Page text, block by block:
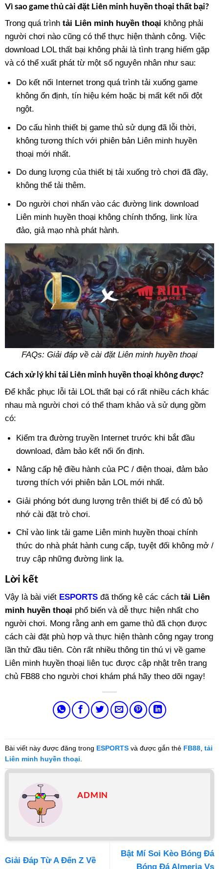
Vì sao game thủ cài đặt Liên minh huyền thoại thất bại?
Trong quá trình tải Liên minh huyền thoại không phải
người chơi nào cũng có thể thực hiện thành công. Việc
download LOL thất bại không phải là tình trạng hiếm gặp
và có thể xuất phát từ một số nguyên nhân như sau:
Do kết nối Internet trong quá trình tải xuống game
không ổn định, tín hiệu kém hoặc bị mất kết nối đột
ngột.
Do cấu hình thiết bị game thủ sử dụng đã lỗi thời,
không tương thích với phiên bản Liên minh huyền
thoại mới nhất.
Do dung lượng của thiết bị tải xuống trò chơi đã đầy,
không thể tải thêm.
Do người chơi nhấn vào các đường link download
Liên minh huyền thoại không chính thống, link lừa
đảo, giả mạo nhà phát hành.
FAQs: Giải đáp về cài đặt Liên minh huyền thoại
Cách xử lý khi tải Liên minh huyền thoại không được?
Để khắc phục lỗi tải LOL thất bại có rất nhiều cách khác
nhau mà người chơi có thể tham khảo và sử dụng gồm
có:
Kiểm tra đường truyền Internet trước khi bắt đầu
download, đảm bảo kết nối ổn định.
Nâng cấp hệ điều hành của PC / điện thoại, đảm bảo
tương thích với phiên bản LOL mới nhất.
Giải phóng bớt dung lượng trên thiết bị để có đủ bộ
nhớ cài đặt trò chơi.
Chỉ vào link tải game Liên minh huyền thoại chính
thức do nhà phát hành cung cấp, tuyệt đối không mở /
truy cập những đường link lạ.
Lời kết
Vậy là bài viết ESPORTS đã thống kê các cách tải Liên
minh huyền thoại phổ biến và dễ thực hiện nhất cho
người chơi. Mong rằng anh em game thủ đã chọn được
cách cài đặt phù hợp và thực hiện thành công ngay trong
lần thử đầu tiên. Còn rất nhiều thông tin thú vị về game
Liên minh huyền thoại liên tục được cập nhật trên trang
chủ FB88 cho người chơi khám phá hãy theo dõi ngay!
Bài viết này được đăng trong ESPORTS và được gắn thẻ FB88 tải
Liên minh huyền thoại
ADMIN
Giải Đáp Từ A Đến Z Về
Bật Mí Soi Kèo Bóng Đá
Bóng Đá Almeria Vs